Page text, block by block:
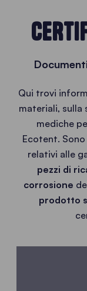
Qui trovi
materiali, sulla
mediche
Ecotent.
relativi alle
pezzi di
corrosione
prodotto